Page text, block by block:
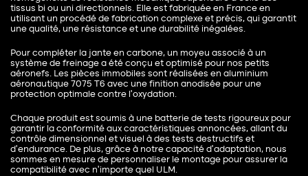
tissus bi ou uni directionnels. Elle est fabriquée en France en
utilisant un procédé de fabrication complexe et précis, qui garantit
une qualité, une résistance et une durabilité inégalées.
Pour compléter la jante en carbone, un moyeu associé à un
système de freinage a été conçu et optimisé pour nos petits
aéronefs. Les pièces immobiles sont réalisées en aluminium
aéronautique 7075 T6 avec une finition anodisée pour une
protection optimale contre l’oxydation.
Chaque produit est soumis à une batterie de tests rigoureux pour
garantir la conformité aux caractéristiques annoncées, allant du
contrôle dimensionnel et visuel à des tests destructifs et
d’endurance. De plus, grâce à notre capacité d’adaptation, nous
sommes en mesure de personnaliser le montage pour assurer la
compatibilité avec n’importe quel ULM.